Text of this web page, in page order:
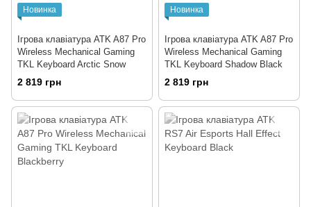
Новинка
Ігрова клавіатура ATK A87 Pro
Wireless Mechanical Gaming
TKL Keyboard Arctic Snow
2 819 грн
Новинка
Ігрова клавіатура ATK A87 Pro
Wireless Mechanical Gaming
TKL Keyboard Shadow Black
2 819 грн